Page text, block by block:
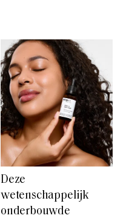
Deze
wetenschappelijk
onderbouwde